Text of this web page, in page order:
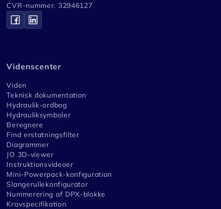
CVR-nummer. 32946127
Videnscenter
Viden
Teknisk dokumentation
Hydraulik-ordbog
Hydrauliksymboler
Beregnere
Find erstatningsfilter
Diagrammer
JO 3D-viewer
Instruktionsvideoer
Mini-Powerpack-konfiguration
Slangerullekonfigurator
Nummerering af DPX-blokke
Kravspecifikation